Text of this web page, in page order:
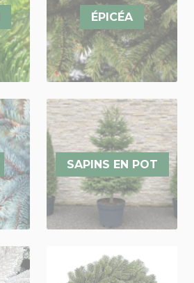
ÉPICÉA
SAPINS EN POT